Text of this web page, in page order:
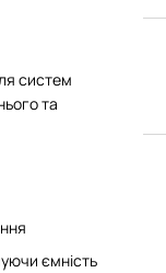
систем
та
ємність